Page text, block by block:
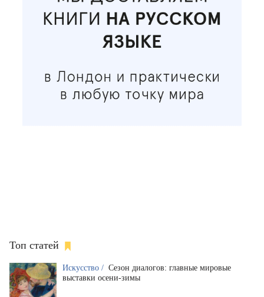
Топ статей
Искусство / Сезон диалогов: главные мировые
выставки осени-зимы